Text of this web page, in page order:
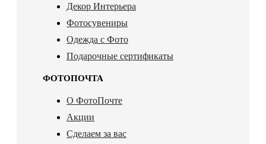
Декор Интерьера
Фотосувениры
Одежда с Фото
Подарочные сертификаты
ФОТОПОЧТА
О ФотоПочте
Акции
Сделаем за вас